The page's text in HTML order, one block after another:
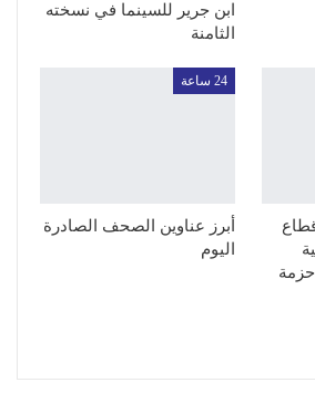
ابن جرير للسينما في نسخته
الثامنة
24 ساعة
أبرز عناوين الصحف الصادرة
اليوم